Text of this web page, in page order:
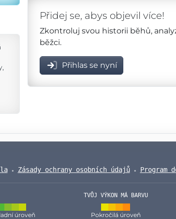
Přidej se, abys objevil více!
Zkontroluj svou historii běhů,
běžci.
Přihlas se nyní
Zásady ochrany osobních údajů Program
TVŮJ VÝKON MÁ BARVU
úroveň Pokročilá úroveň